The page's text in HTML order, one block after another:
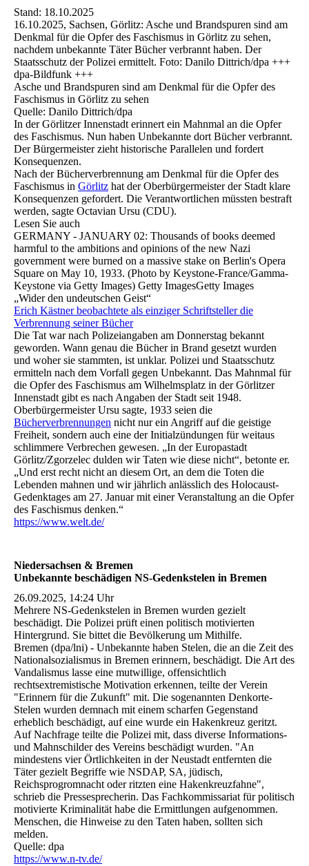
Stand: 18.10.2025
16.10.2025, Sachsen, Görlitz: Asche und Brandspuren sind am
Denkmal für die Opfer des Faschismus in Görlitz zu sehen,
nachdem unbekannte Täter Bücher verbrannt haben. Der
Staatsschutz der Polizei ermittelt. Foto: Danilo Dittrich/dpa +++
dpa-Bildfunk +++
Asche und Brandspuren sind am Denkmal für die Opfer des
Faschismus in Görlitz zu sehen
Quelle: Danilo Dittrich/dpa
In der Görlitzer Innenstadt erinnert ein Mahnmal an die Opfer
des Faschismus. Nun haben Unbekannte dort Bücher verbrannt.
Der Bürgermeister zieht historische Parallelen und fordert
Konsequenzen.
Nach der Bücherverbrennung am Denkmal für die Opfer des
Faschismus in Görlitz hat der Oberbürgermeister der Stadt klare
Konsequenzen gefordert. Die Verantwortlichen müssten bestraft
werden, sagte Octavian Ursu (CDU).
Lesen Sie auch
GERMANY - JANUARY 02: Thousands of books deemed
harmful to the ambitions and opinions of the new Nazi
government were burned on a massive stake on Berlin's Opera
Square on May 10, 1933. (Photo by Keystone-France/Gamma-
Keystone via Getty Images) Getty ImagesGetty Images
„Wider den undeutschen Geist“
Erich Kästner beobachtete als einziger Schriftsteller die
Verbrennung seiner Bücher
Die Tat war nach Polizeiangaben am Donnerstag bekannt
geworden. Wann genau die Bücher in Brand gesetzt wurden
und woher sie stammten, ist unklar. Polizei und Staatsschutz
ermitteln nach dem Vorfall gegen Unbekannt. Das Mahnmal für
die Opfer des Faschismus am Wilhelmsplatz in der Görlitzer
Innenstadt gibt es nach Angaben der Stadt seit 1948.
Oberbürgermeister Ursu sagte, 1933 seien die
Bücherverbrennungen nicht nur ein Angriff auf die geistige
Freiheit, sondern auch eine der Initialzündungen für weitaus
schlimmere Verbrechen gewesen. „In der Europastadt
Görlitz/Zgorzelec dulden wir Taten wie diese nicht“, betonte er.
„Und erst recht nicht an diesem Ort, an dem die Toten die
Lebenden mahnen und wir jährlich anlässlich des Holocaust-
Gedenktages am 27. Januar mit einer Veranstaltung an die Opfer
des Faschismus denken.“
https://www.welt.de/
Niedersachsen & Bremen
Unbekannte beschädigen NS-Gedenkstelen in Bremen
26.09.2025, 14:24 Uhr
Mehrere NS-Gedenkstelen in Bremen wurden gezielt
beschädigt. Die Polizei prüft einen politisch motivierten
Hintergrund. Sie bittet die Bevölkerung um Mithilfe.
Bremen (dpa/lni) - Unbekannte haben Stelen, die an die Zeit des
Nationalsozialismus in Bremen erinnern, beschädigt. Die Art des
Vandalismus lasse eine mutwillige, offensichtlich
rechtsextremistische Motivation erkennen, teilte der Verein
"Erinnern für die Zukunft" mit. Die sogenannten Denkorte-
Stelen wurden demnach mit einem scharfen Gegenstand
erheblich beschädigt, auf eine wurde ein Hakenkreuz geritzt.
Auf Nachfrage teilte die Polizei mit, dass diverse Informations-
und Mahnschilder des Vereins beschädigt wurden. "An
mindestens vier Örtlichkeiten in der Neustadt entfernten die
Täter gezielt Begriffe wie NSDAP, SA, jüdisch,
Reichsprogromnacht oder ritzten eine Hakenkreuzfahne",
schrieb die Pressesprecherin. Das Fachkommissariat für politisch
motivierte Kriminalität habe die Ermittlungen aufgenommen.
Menschen, die Hinweise zu den Taten haben, sollten sich
melden.
Quelle: dpa
https://www.n-tv.de/